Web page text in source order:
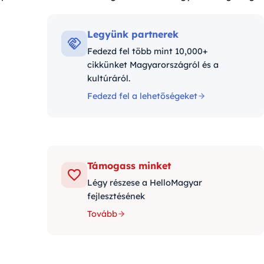
Legyünk partnerek
Fedezd fel több mint 10,000+
cikkünket Magyarországról és a
kultúráról.
Fedezd fel a lehetőségeket
Támogass minket
Légy részese a HelloMagyar
fejlesztésének
Tovább